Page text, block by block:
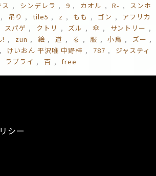
シンデレラ 9 カオル R-
スンホ
吊り tile5 z もも ゴン
アフリカ
スパゲ クトリ ズル 傘
サントリー
! zun 絵 道 る 服 小鳥
ズー
けいおん 平沢唯 中野梓 787
ジャスティ
ラブライ 百 free
シー